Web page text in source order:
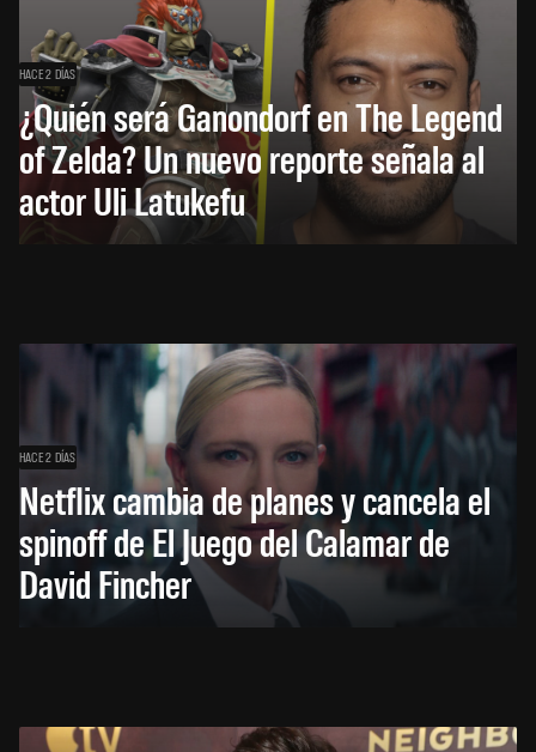
HACE 2 DÍAS
¿Quién será Ganondorf en The Legend
of Zelda? Un nuevo reporte señala al
actor Uli Latukefu
HACE 2 DÍAS
Netflix cambia de planes y cancela el
spinoff de El Juego del Calamar de
David Fincher